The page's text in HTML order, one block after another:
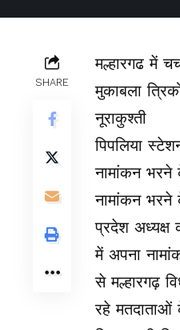
SHARE
मल्हारगढ में
मुकाबला
नूराकुश्ती
पिपलिया
नामांकन भरने
नामांकन भरने
प्रदेश अध्यक्ष
में अपना
से मल्हारगढ़
रहे